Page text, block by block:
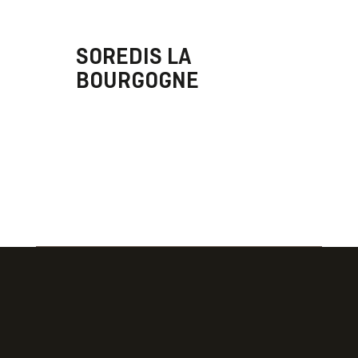
SOREDIS LA
BOURGOGNE